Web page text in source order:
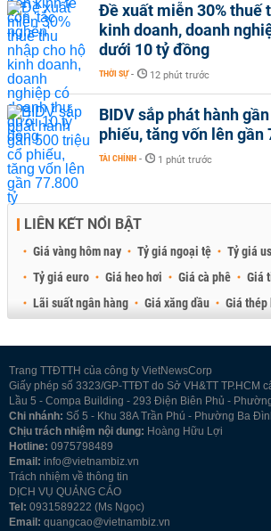
Đề xuất miễn 30% thuế
kinh doanh, doanh
dưới 10 tỷ đồng
THỜI SỰ - 12 phút trước
BIDV sắp phát hành
phiếu, tăng vốn lên gần
TÀI CHÍNH - 1 phút trước
LIÊN KẾT NỔI BẬT
Giá vàng hôm nay Tỷ giá ngoại tệ Tỷ giá
Tỷ giá euro
Giá heo hơi Giá cà phê
Giá
Lãi suất ngân hàng
Giá xăng dầu
Giá thép
Trang TTĐTTH của công ty VietNewsCorp
Giấy phép số 3323/GP-TTĐT do Sở VH&TT TP.HCM
Lầu 5 - Compa Building - 293 Điện Biên Phủ -
Chi nhánh: Số 5 - Khu 38A Trần Phú - Phường Ba
Chịu trách nhiệm nội dung: Hoàng Hữu Lợi
Hotline: 0975798489
Email: info@vietnambiz.vn
Trách nhiệm về thông tin
DỊCH VỤ QUẢNG CÁO
Tel: 0931589222 (Ms Ngọc)
Email: quangcao@vietnambiz.vn